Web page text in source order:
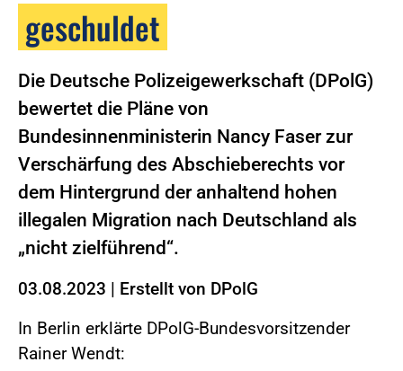
geschuldet
Die Deutsche Polizeigewerkschaft (DPolG)
bewertet die Pläne von
Bundesinnenministerin Nancy Faser zur
Verschärfung des Abschieberechts vor
dem Hintergrund der anhaltend hohen
illegalen Migration nach Deutschland als
„nicht zielführend“.
03.08.2023 | Erstellt von DPolG
In Berlin erklärte DPolG-Bundesvorsitzender
Rainer Wendt: